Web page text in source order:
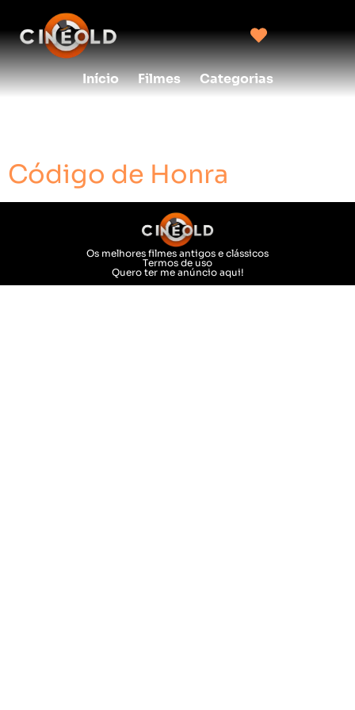
Início Filmes Categorias
Código de Honra
Os melhores filmes antigos e clássicos
Termos de uso
Quero ter me anúncio aqui!